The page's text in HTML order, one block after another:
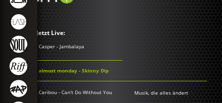
Jetzt Live:
Casper - Jambalaya
almost monday - Skinny Dip
Caribou - Can't Do Without You Musik, die alles ändert